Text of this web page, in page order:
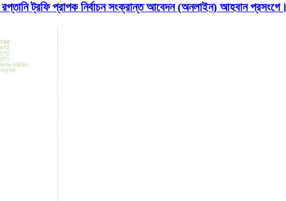
ট্রফি প্রাপক নির্বাচন সংক্রান্ত আবেদন (অনলাইন) আহবান প্রসংগে।